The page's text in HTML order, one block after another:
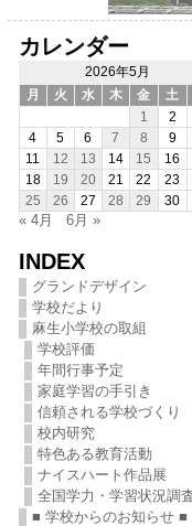
カレンダー
2026年5月
月
火 水 木 金 土
1
2
4
5 6 7 8 9
11
12 13 14 15 16
18
19 20 21 22 23
25
26 27 28 29 30
« 4月 6月 »
INDEX
グランドデザイン
学校だより
麻生小学校の取組
学校評価
年間行事予定
家庭学習の手引き
信頼される学校づくり
校内研究
特色ある教育活動
ナイスハート作品展
全国学力・学習状況調
■ 学校からのお知らせ ■